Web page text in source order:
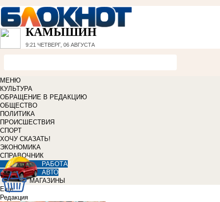
КАМЫШИН
9:21 ЧЕТВЕРГ, 06 АВГУСТА
МЕНЮ
КУЛЬТУРА
ОБРАЩЕНИЕ В РЕДАКЦИЮ
ОБЩЕСТВО
ПОЛИТИКА
ПРОИСШЕСТВИЯ
СПОРТ
ХОЧУ СКАЗАТЬ!
ЭКОНОМИКА
СПРАВОЧНИК
РАБОТА
АВТО
МАГАЗИНЫ
Еще
Редакция